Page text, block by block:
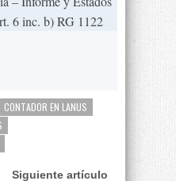
6 inc. b) RG 1122
CONTADOR EN LANUS
Siguiente artículo